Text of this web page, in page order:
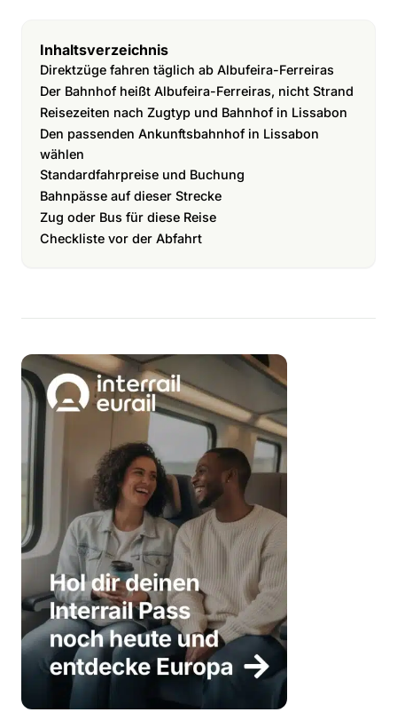
Inhaltsverzeichnis
Direktzüge fahren täglich ab Albufeira-Ferreiras
Der Bahnhof heißt Albufeira-Ferreiras, nicht Strand
Reisezeiten nach Zugtyp und Bahnhof in Lissabon
Den passenden Ankunftsbahnhof in Lissabon
wählen
Standardfahrpreise und Buchung
Bahnpässe auf dieser Strecke
Zug oder Bus für diese Reise
Checkliste vor der Abfahrt